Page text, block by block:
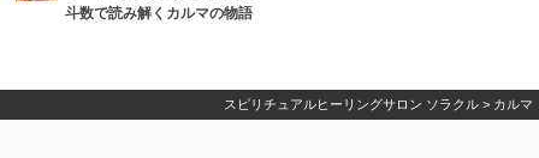
斗数で読み解くカルマの物語
スピリチュアルヒーリングサロン ソラクル > カルマ